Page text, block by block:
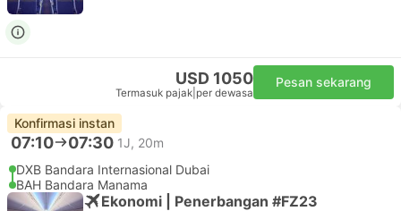
USD 1050
Termasuk pajak per dewasa
Pesan sekarang
Konfirmasi instan
07:10 07:30 1J, 20m
DXB Bandara Internasional Dubai
BAH Bandara Manama
Ekonomi | Penerbangan #FZ23